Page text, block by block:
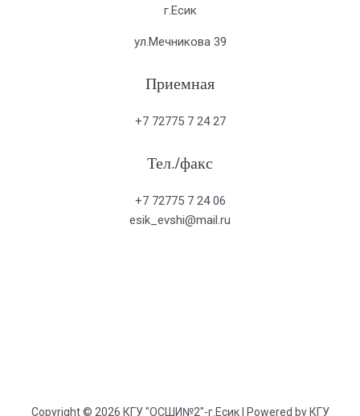
г.Есик
ул.Мечникова 39
Приемная
+7 72775 7 24 27
Тел./факс
+7 72775 7 24 06
esik_evshi@mail.ru
Copyright © 2026 КГУ "ОСШИ№2"-г.Есик | Powered by КГУ